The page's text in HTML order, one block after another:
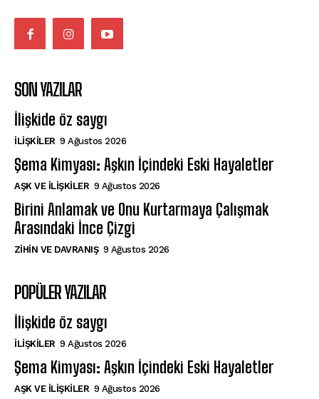
SON YAZILAR
İlişkide öz saygı
İLIŞKILER 9 Ağustos 2026
Şema Kimyası: Aşkın İçindeki Eski Hayaletler
AŞK VE İLIŞKILER 9 Ağustos 2026
Birini Anlamak ve Onu Kurtarmaya Çalışmak
Arasındaki İnce Çizgi
⁠ZIHIN VE DAVRANIŞ 9 Ağustos 2026
POPÜLER YAZILAR
İlişkide öz saygı
İLIŞKILER 9 Ağustos 2026
Şema Kimyası: Aşkın İçindeki Eski Hayaletler
AŞK VE İLIŞKILER 9 Ağustos 2026